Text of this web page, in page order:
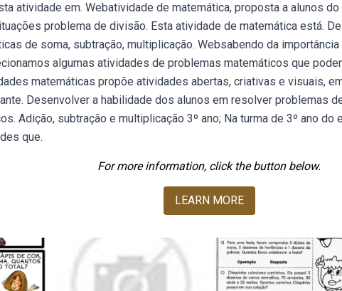
atividade em. Webatividade de matemática, proposta a alunos
problema de divisão. Esta atividade de matemática está.
de soma, subtração, multiplicação. Websabendo da
algumas atividades de problemas matemáticos que
matemáticas propõe atividades abertas, criativas e visuais,
Desenvolver a habilidade dos alunos em resolver problemas
Adição, subtração e multiplicação 3º ano; Na turma de 3º ano do
que.
For more information, click the button below.
LEARN MORE